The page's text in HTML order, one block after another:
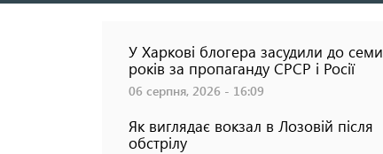
У Харкові блогера засудили до семи
років за пропаганду СРСР і Росії
06 серпня, 2026 - 16:09
Як виглядає вокзал в Лозовій після
обстрілу